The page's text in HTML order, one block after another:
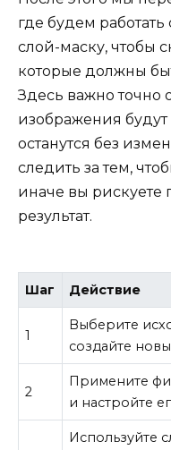
где будем
слой-маску, чтобы
которые должны
Здесь важно точно
изображения
останутся без
следить за тем,
иначе вы рискуете
результат.
Шаг Действие
1
Выберите
создайте
2
Примените
и настройте
Используйте